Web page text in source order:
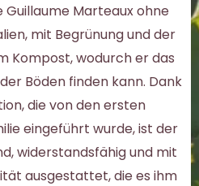
Marteaux ohne
mit Begrünung und der
Kompost, wodurch er das
Böden finden kann. Dank
die von den ersten
eingeführt wurde, ist der
widerstandsfähig und mit
ausgestattet, die es ihm